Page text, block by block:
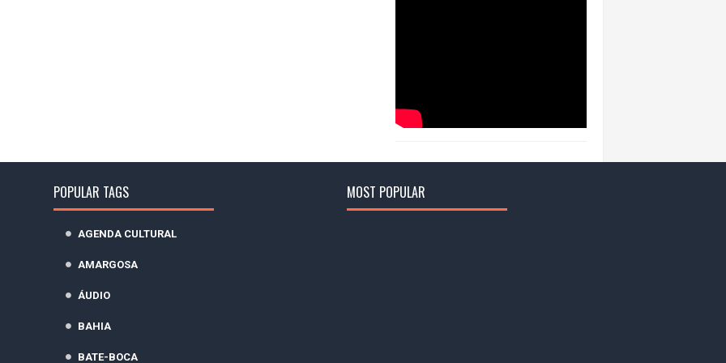
POPULAR TAGS
AGENDA CULTURAL
AMARGOSA
ÁUDIO
BAHIA
BATE-BOCA
MOST POPULAR